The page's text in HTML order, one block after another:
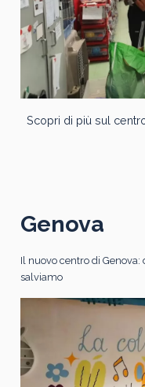
Scopri di più sul
Genova
Il nuovo centro di
salviamo